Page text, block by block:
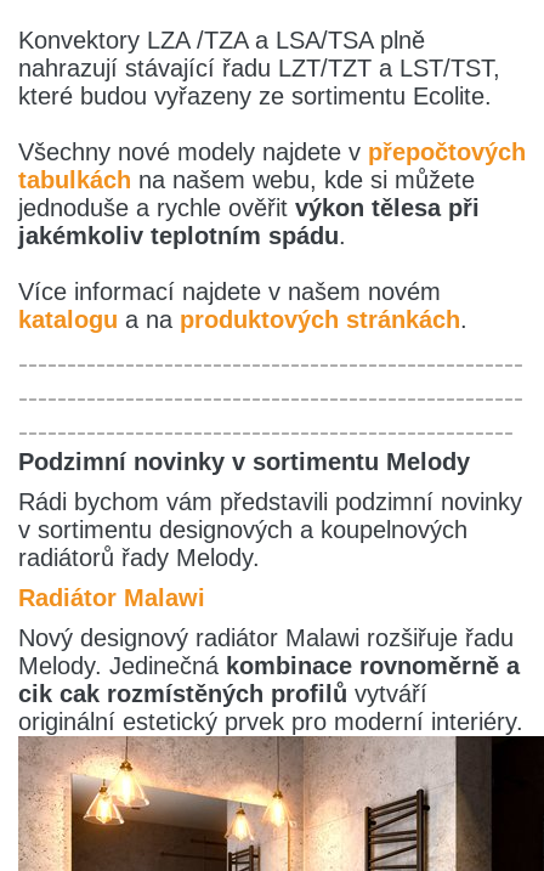
Konvektory LZA /TZA a LSA/TSA plně
nahrazují stávající řadu LZT/TZT a LST/TST,
které budou vyřazeny ze sortimentu Ecolite.
Všechny nové modely najdete v přepočtových
tabulkách na našem webu, kde si můžete
jednoduše a rychle ověřit výkon tělesa při
jakémkoliv teplotním spádu.
Více informací najdete v našem novém
katalogu a na produktových stránkách.
----------------------------------------------------
----------------------------------------------------
---------------------------------------------------
Podzimní novinky v sortimentu Melody
Rádi bychom vám představili podzimní novinky
v sortimentu designových a koupelnových
radiátorů řady Melody.
Radiátor Malawi
Nový designový radiátor Malawi rozšiřuje řadu
Melody. Jedinečná kombinace rovnoměrně a
cik cak rozmístěných profilů vytváří
originální estetický prvek pro moderní interiéry.